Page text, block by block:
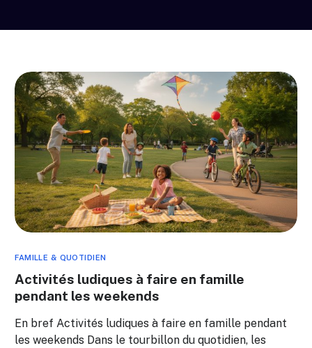
FAMILLE & QUOTIDIEN
Activités ludiques à faire en famille
pendant les weekends
En bref Activités ludiques à faire en famille pendant
les weekends Dans le tourbillon du quotidien, les